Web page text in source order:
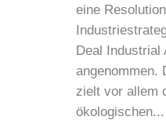
eine
Deal Industrial
angenommen.
zielt vor allem
ökologischen...